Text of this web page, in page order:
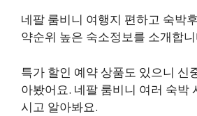
네팔 룸비니 여행지 편하고 숙박
약순위 높은 숙소정보를 소개합
특가 할인 예약 상품도 있으니 신
아봤어요. 네팔 룸비니 여러 숙박
시고 알아봐요.